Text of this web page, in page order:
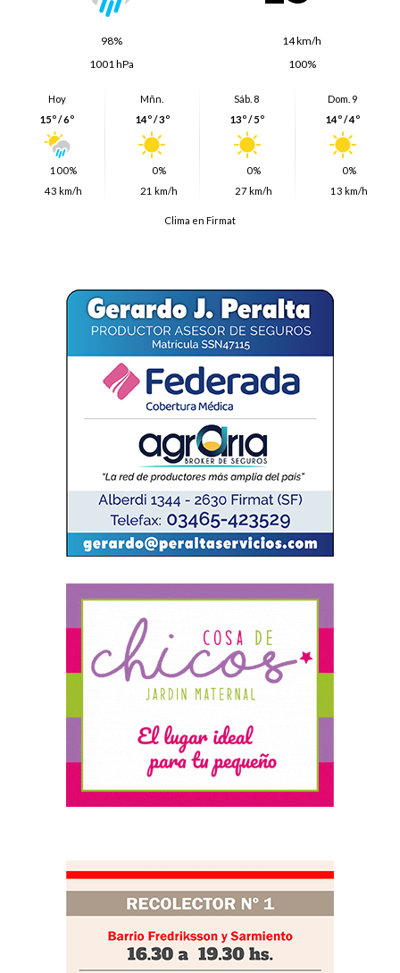
98%
14 km/h
1001 hPa
100%
Hoy
15º / 6º
100%
43 km/h
Mñn.
14º / 3º
0%
21 km/h
Sáb. 8
13º / 5º
0%
27 km/h
Dom. 9
14º / 4º
0%
13 km/h
Clima en Firmat